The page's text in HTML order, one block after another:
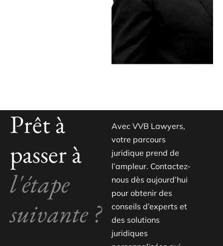
Prêt à
passer à
l'étape
suivante ?
Avec VVB Lawyers,
votre parcours
juridique prend de
l’ampleur. Contactez-
nous dès aujourd’hui
pour obtenir des
conseils d’experts et
des solutions
juridiques